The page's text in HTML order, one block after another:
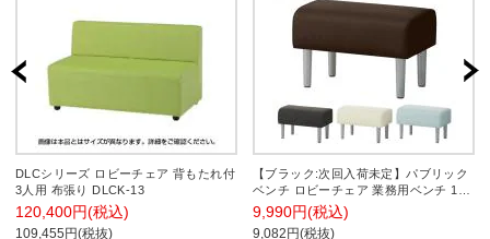
DLCシリーズ ロビーチェア 背もたれ付
3人用 布張り DLCK-13
120,400円(税込)
109,455円(税抜)
【ブラック:次回入荷未定】パブリック
ベンチ ロビーチェア 業務用ベンチ 1人
掛け 幅600×奥行400×高さ400×座高
400mm 背なし レザー
9,990円(税込)
9,082円(税抜)